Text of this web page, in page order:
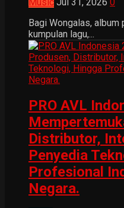
Music Jul 31, 2026 0
Bagi Wongalas,
kumpulan lagu,...
PRO AVL
Distributor,
Penyedia
Profesional
Negara.